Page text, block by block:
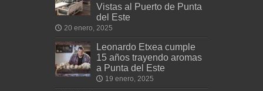
Vistas al Puerto de Punta
del Este
20 enero, 2025
Leonardo Etxea cumple
15 años trayendo aromas
a Punta del Este
19 enero, 2025